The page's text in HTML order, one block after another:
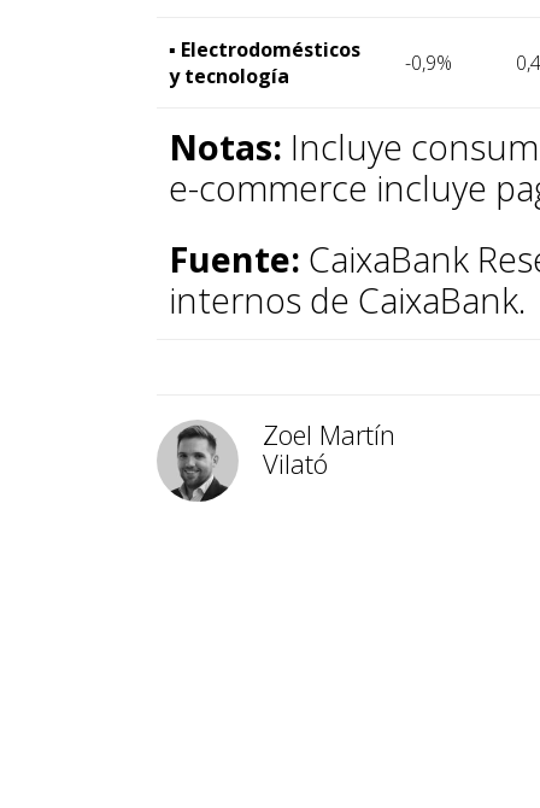
▪ Electrodomésticos
y tecnología
-0,9%
Notas: Incluye
e-commerce incluye
Fuente: CaixaBank
internos de CaixaBank.
Zoel Martín
Vilató